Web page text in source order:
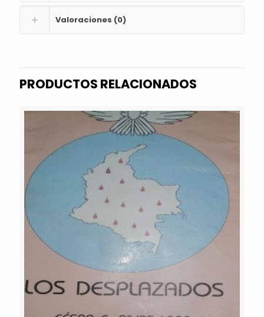
Valoraciones (0)
PRODUCTOS RELACIONADOS